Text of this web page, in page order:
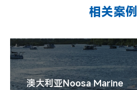
相关案例
澳大利亚Noosa Marine